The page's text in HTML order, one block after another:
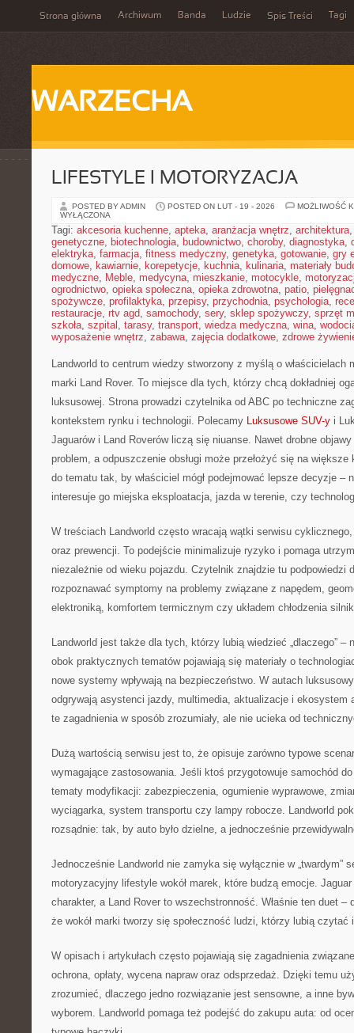
Strona główna Archiwum Banda Ludzie Spis Treści Tagi
WARZECHA
LIFESTYLE I MOTORYZACJA
POSTED BY ADMIN POSTED ON LUT - 19 - 2026
MOŻLIWOŚĆ
WYŁĄCZONA
Tagi: akcesoria kuchenne, apteka, aranżacja wnętrz, architektura
genetyczne, biotechnologia, budownictwo, choroby, diagnostyka,
elektryka, farmacja, fitness medyczny, genetyka, gotowanie, gry
domowe, kawiarnie, korepetycje, kuchnia, kulinaria, materiały
medyczne, Meble, medycyna, mieszkanie, motocykle,
ogrodnictwo, opieka społeczna, opieka zdrowotna, patio,
spożywcze, profilaktyka, przepisy, przychodnia, psychologia,
restauracje, rtv agd, samochody, sery, sklep spożywczy, sprzęt
szkoła, szpital , tarasy, transport, wiedza medyczna, wina,
wyposażenie wnętrz, zabawa, zajęcia dodatkowe, zdrowe
Landworld to centrum wiedzy stworzony z myślą o właścicielach
marki Land Rover. To miejsce dla tych, którzy chcą dokładniej
luksusowej. Strona prowadzi czytelnika od ABC po techniczne
kontekstem rynku i technologii. Polecamy Luksusowe SUV-y i
Jaguarów i Land Roverów liczą się niuanse. Nawet drobne
problem, a odpuszczenie obsługi może przełożyć się na
do tematu tak, by właściciel mógł podejmować lepsze decyzje –
interesuje go miejska eksploatacja, jazda w terenie, czy
W treściach Landworld często wracają wątki serwisu cyklicznego,
oraz prewencji. To podejście minimalizuje ryzyko i pomaga
niezależnie od wieku pojazdu. Czytelnik znajdzie tu podpowiedzi
rozpoznawać symptomy na problemy związane z napędem,
elektroniką, komfortem termicznym czy układem chłodzenia
Landworld jest także dla tych, którzy lubią wiedzieć „dlaczego” –
obok praktycznych tematów pojawiają się materiały o
nowe systemy wpływają na bezpieczeństwo. W autach
odgrywają asystenci jazdy, multimedia, aktualizacje i ekosystem
te zagadnienia w sposób zrozumiały, ale nie ucieka od
Dużą wartością serwisu jest to, że opisuje zarówno typowe
wymagające zastosowania. Jeśli ktoś przygotowuje samochód
tematy modyfikacji: zabezpieczenia, ogumienie wyprawowe,
wyciągarka, system transportu czy lampy robocze. Landworld
rozsądnie: tak, by auto było dzielne, a jednocześnie
Jednocześnie Landworld nie zamyka się wyłącznie w „twardym”
motoryzacyjny lifestyle wokół marek, które budzą emocje.
charakter, a Land Rover to wszechstronność. Właśnie ten duet –
że wokół marki tworzy się społeczność ludzi, którzy lubią czytać
W opisach i artykułach często pojawiają się zagadnienia
ochrona, opłaty, wycena napraw oraz odsprzedaż. Dzięki temu
zrozumieć, dlaczego jedno rozwiązanie jest sensowne, a inne
wyborem. Landworld pomaga też podejść do zakupu auta: od